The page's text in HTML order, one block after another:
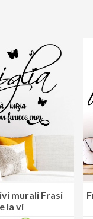
murali Frasi
la vi